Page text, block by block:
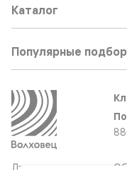
Двери
Каталог
Популярные